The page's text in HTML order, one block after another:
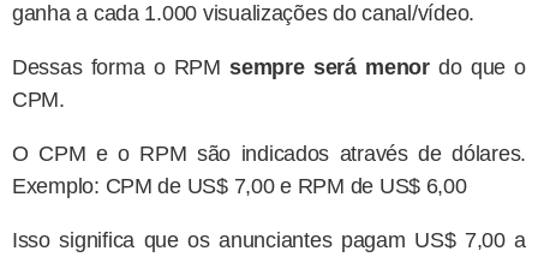
ganha a cada 1.000 visualizações do canal/vídeo.
Dessas forma o RPMsempre será menordo que o
CPM.
O CPM e o RPM são indicados através de dólares.
Exemplo: CPM de US$ 7,00 e RPM de US$ 6,00
Isso significa que os anunciantes pagam US$ 7,00 a